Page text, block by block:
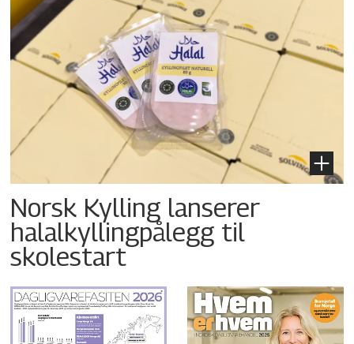
Norsk Kylling lanserer
halalkyllingpålegg til
skolestart